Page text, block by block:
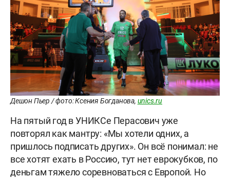
Дешон Пьер / фото: Ксения Богданова, unics.ru
На пятый год в УНИКСе Перасович уже
повторял как мантру: «Мы хотели одних, а
пришлось подписать других». Он всё понимал: не
все хотят ехать в Россию, тут нет еврокубков, по
деньгам тяжело соревноваться с Европой. Но